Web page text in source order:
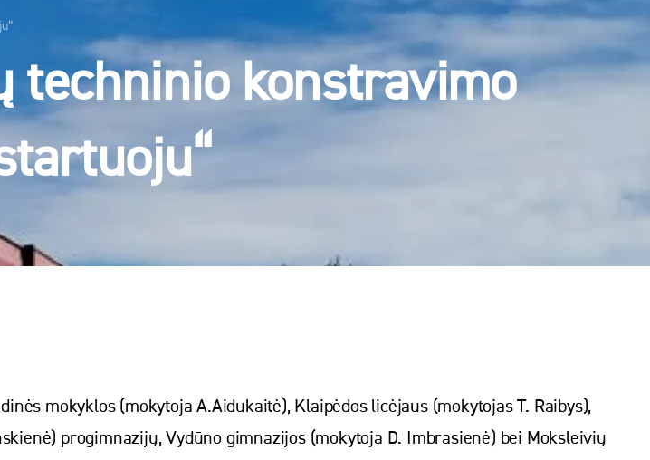
techninio konstravimo
mokyklos (mokytoja A.Aidukaitė), Klaipėdos licėjaus (mokytojas T. Raibys),
progimnazijų, Vydūno gimnazijos (mokytoja D. Imbrasienė) bei Moksleivių